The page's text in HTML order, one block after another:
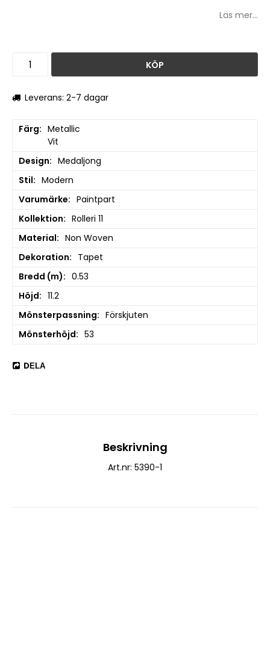
Läs mer...
KÖP
Leverans: 2-7 dagar
Färg
Metallic
Vit
Design
Medaljong
Stil
Modern
Varumärke
Paintpart
Kollektion
Rolleri 11
Material
Non Woven
Dekoration
Tapet
Bredd (m)
0.53
Höjd
11.2
Mönsterpassning
Förskjuten
Mönsterhöjd
53
DELA
Beskrivning
Art.nr: 5390-1